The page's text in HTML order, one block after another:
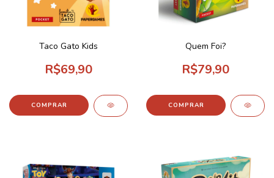
Taco Gato Kids
R$69,90
Quem Foi?
R$79,90